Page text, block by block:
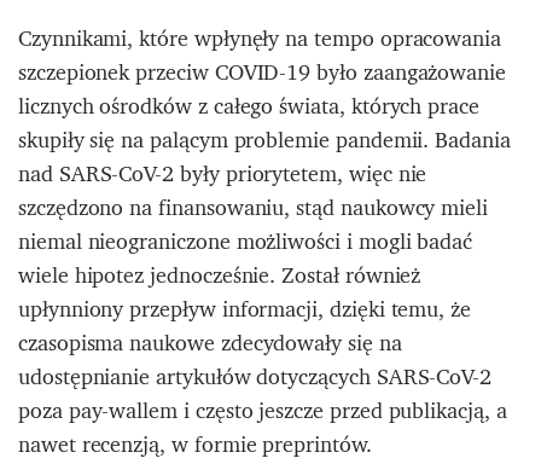
Czynnikami, które wpłynęły na tempo opracowania
szczepionek przeciw COVID-19 było zaangażowanie
licznych ośrodków z całego świata, których prace
skupiły się na palącym problemie pandemii. Badania
nad SARS-CoV-2 były priorytetem, więc nie
szczędzono na finansowaniu, stąd naukowcy mieli
niemal nieograniczone możliwości i mogli badać
wiele hipotez jednocześnie. Został również
upłynniony przepływ informacji, dzięki temu, że
czasopisma naukowe zdecydowały się na
udostępnianie artykułów dotyczących SARS-CoV-2
poza pay-wallem i często jeszcze przed publikacją, a
nawet recenzją, w formie preprintów.